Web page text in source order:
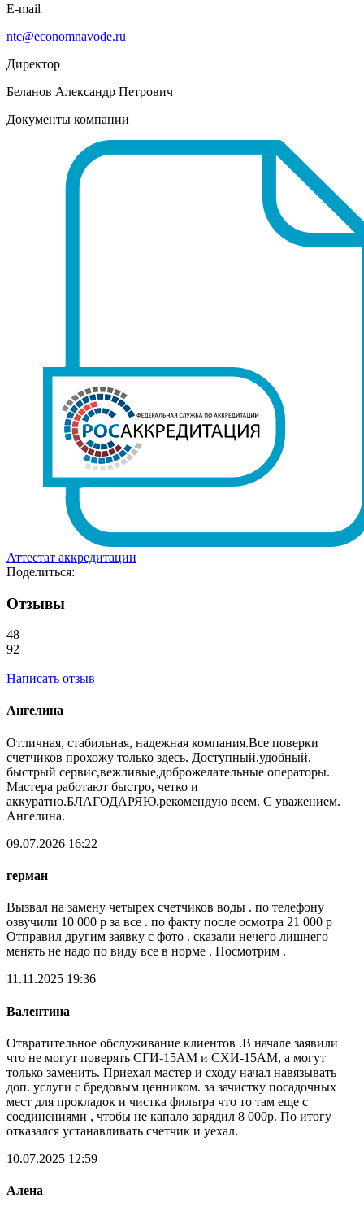
E-mail
ntc@economnavode.ru
Директор
Беланов Александр Петрович
Документы компании
Аттестат аккредитации
Поделиться:
Отзывы
48
92
Написать отзыв
Ангелина
Отличная, стабильная, надежная компания.Все поверки
счетчиков прохожу только здесь. Доступный,удобный,
быстрый сервис,вежливые,доброжелательные операторы.
Мастера работают быстро, четко и
аккуратно.БЛАГОДАРЯЮ.рекомендую всем. С уважением.
Ангелина.
09.07.2026 16:22
герман
Вызвал на замену четырех счетчиков воды . по телефону
озвучили 10 000 р за все . по факту после осмотра 21 000 р
Отправил другим заявку с фото . сказали нечего лишнего
менять не надо по виду все в норме . Посмотрим .
11.11.2025 19:36
Валентина
Отвратительное обслуживание клиентов .В начале заявили
что не могут поверять СГИ-15АМ и СХИ-15АМ, а могут
только заменить. Приехал мастер и сходу начал навязывать
доп. услуги с бредовым ценником. за зачистку посадочных
мест для прокладок и чистка фильтра что то там еще с
соединениями , чтобы не капало зарядил 8 000р. По итогу
отказался устанавливать счетчик и уехал.
10.07.2025 12:59
Алена